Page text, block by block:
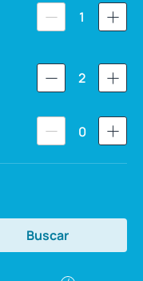
1
2
0
Buscar